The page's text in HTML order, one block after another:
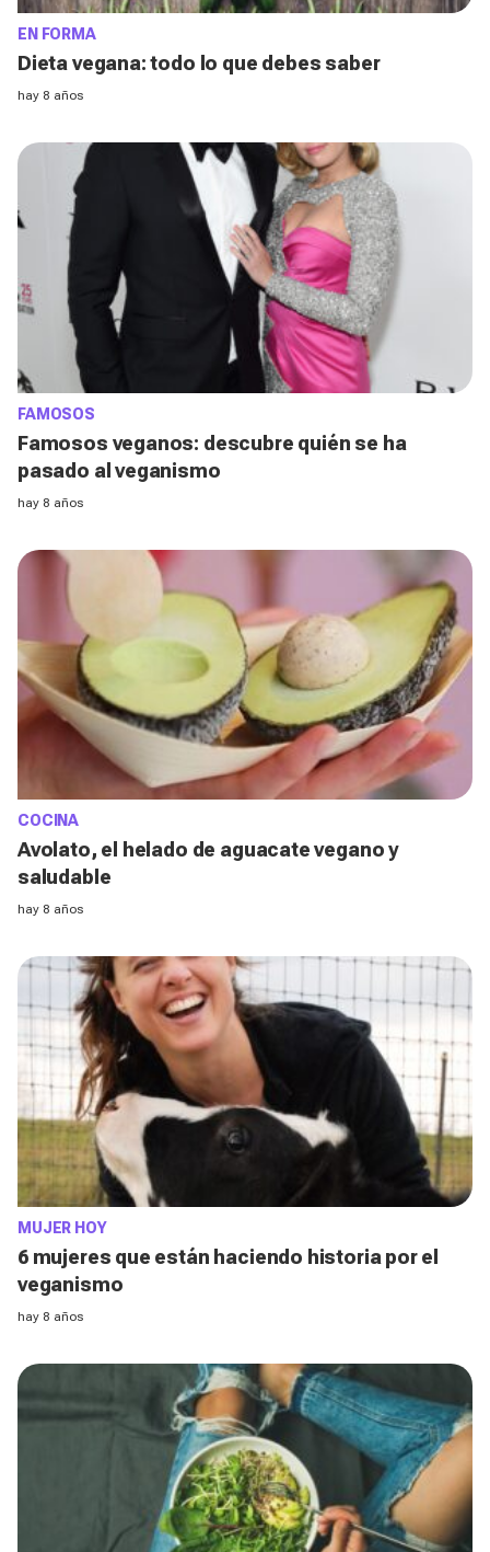
EN FORMA
Dieta vegana: todo lo que debes saber
hay 8 años
FAMOSOS
Famosos veganos: descubre quién se ha
pasado al veganismo
hay 8 años
COCINA
Avolato, el helado de aguacate vegano y
saludable
hay 8 años
MUJER HOY
6 mujeres que están haciendo historia por el
veganismo
hay 8 años